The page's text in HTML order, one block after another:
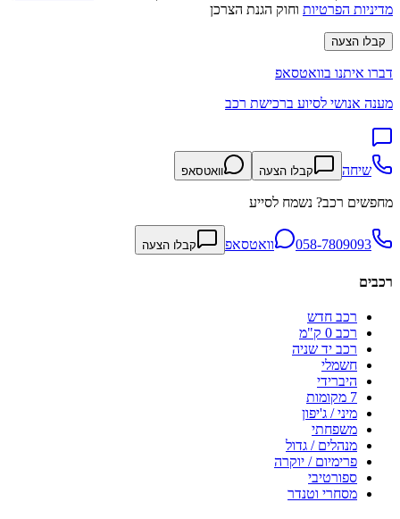
מדיניות הפרטיות וחוק הגנת הצרכן
קבלו הצעה
דברו איתנו בוואטסאפ
מענה אנושי לסיוע ברכישת רכב
שיחה קבלו הצעה וואטסאפ
מחפשים רכב? נשמח לסייע
058-7809093 וואטסאפ קבלו הצעה
רכבים
רכב חדש
רכב 0 ק"מ
רכב יד שניה
חשמלי
היברידי
7 מקומות
מיני / ג'יפון
משפחתי
מנהלים / גדול
פרימיום / יוקרה
ספורטיבי
מסחרי וטנדר